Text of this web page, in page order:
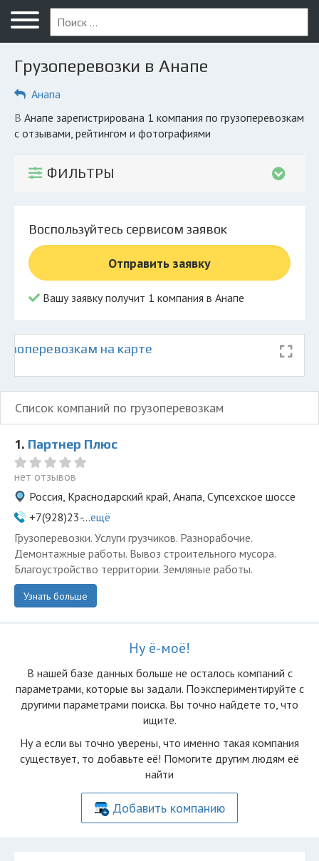
Меню
Главная
Вопрос юристу
Экоблог
Личный кабинет
© 2026 Все права защищены
Грузоперевозки в Анапе
Анапа
в Анапе зарегистрирована 1 компания по грузоперевозкам
с отзывами, рейтингом и фотографиями
ФИЛЬТРЫ
Воспользуйтесь сервисом заявок
Отправить заявку
Вашу заявку получит 1 компания в Анапе
на карте
Список компаний по грузоперевозкам
1. Партнер Плюс
нет отзывов
Россия, Краснодарский край, Анапа, Супсехское шоссе
+7(928)23-...ещё
Грузоперевозки. Услуги грузчиков. Разнорабочие.
Демонтажные работы. Вывоз строительного мусора.
Благоустройство территории. Земляные работы.
Узнать больше
Ну ё-моё!
В нашей базе данных больше не осталоcь компаний с
параметрами, которые вы задали. Поэкспериментируйте с
другими параметрами поиска. Вы точно найдете то, что
ищите.
Ну а если вы точно уверены, что именно такая компания
существует, то добавьте её! Помогите другим людям её
найти
Добавить компанию